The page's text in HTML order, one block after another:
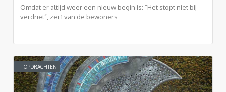
Omdat er altijd weer een nieuw begin is: “Het stopt niet bij
verdriet”, zei 1 van de bewoners
OPDRACHTEN